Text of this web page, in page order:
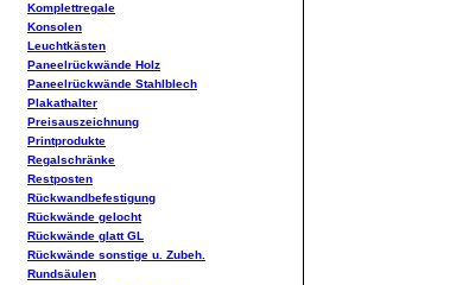
Komplettregale
Konsolen
Leuchtkästen
Paneelrückwände Holz
Paneelrückwände Stahlblech
Plakathalter
Preisauszeichnung
Printprodukte
Regalschränke
Restposten
Rückwandbefestigung
Rückwände gelocht
Rückwände glatt GL
Rückwände sonstige u. Zubeh.
Rundsäulen